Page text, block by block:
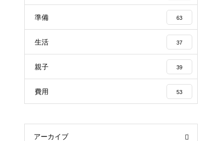
準備 63
生活 37
親子 39
費用 53
アーカイブ